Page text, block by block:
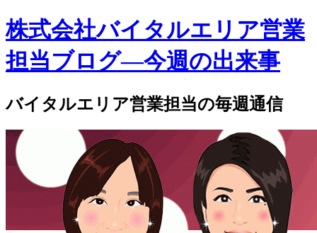
株式会社バイタルエリア営業
担当ブログ―今週の出来事
バイタルエリア営業担当の毎週通信